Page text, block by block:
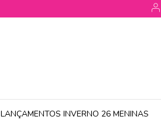
LANÇAMENTOS INVERNO 26 MENINAS